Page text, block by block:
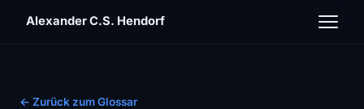
Alexander C.S. Hendorf
← Zurück zum Glossar